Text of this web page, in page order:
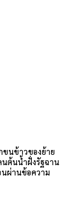
นข้าวของย้าย
ต้นน้ำฝั่งรัฐฉาน
นผ่านข้อความ